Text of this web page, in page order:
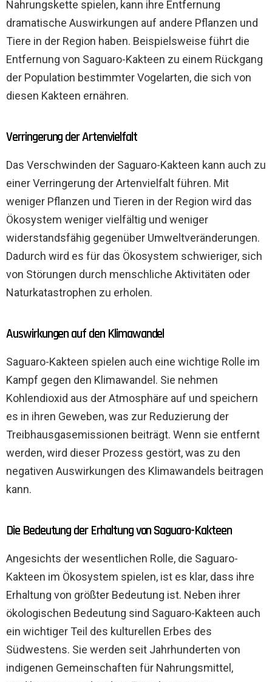
Nahrungskette spielen, kann ihre Entfernung
dramatische Auswirkungen auf andere Pflanzen und
Tiere in der Region haben. Beispielsweise führt die
Entfernung von Saguaro-Kakteen zu einem Rückgang
der Population bestimmter Vogelarten, die sich von
diesen Kakteen ernähren.
Verringerung der Artenvielfalt
Das Verschwinden der Saguaro-Kakteen kann auch zu
einer Verringerung der Artenvielfalt führen. Mit
weniger Pflanzen und Tieren in der Region wird das
Ökosystem weniger vielfältig und weniger
widerstandsfähig gegenüber Umweltveränderungen.
Dadurch wird es für das Ökosystem schwieriger, sich
von Störungen durch menschliche Aktivitäten oder
Naturkatastrophen zu erholen.
Auswirkungen auf den Klimawandel
Saguaro-Kakteen spielen auch eine wichtige Rolle im
Kampf gegen den Klimawandel. Sie nehmen
Kohlendioxid aus der Atmosphäre auf und speichern
es in ihren Geweben, was zur Reduzierung der
Treibhausgasemissionen beiträgt. Wenn sie entfernt
werden, wird dieser Prozess gestört, was zu den
negativen Auswirkungen des Klimawandels beitragen
kann.
Die Bedeutung der Erhaltung von Saguaro-Kakteen
Angesichts der wesentlichen Rolle, die Saguaro-
Kakteen im Ökosystem spielen, ist es klar, dass ihre
Erhaltung von größter Bedeutung ist. Neben ihrer
ökologischen Bedeutung sind Saguaro-Kakteen auch
ein wichtiger Teil des kulturellen Erbes des
Südwestens. Sie werden seit Jahrhunderten von
indigenen Gemeinschaften für Nahrungsmittel,